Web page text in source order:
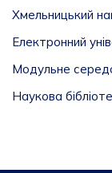
Хмельницький
Електронний
Модульне
Наукова